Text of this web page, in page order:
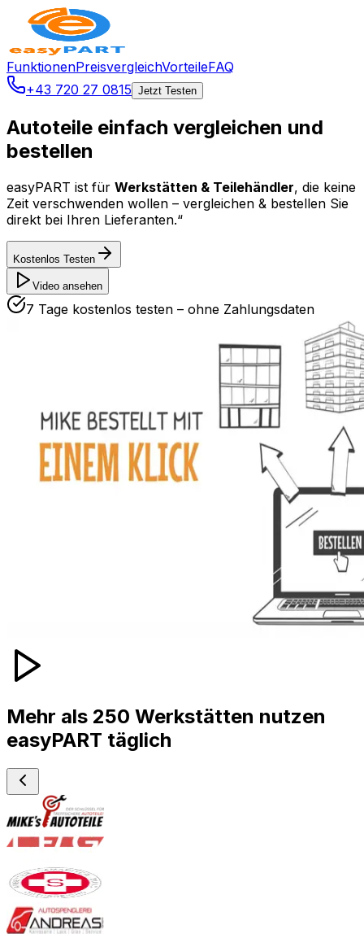
FunktionenPreisvergleichVorteileFAQ
+43 720 27 0815 Jetzt Testen
Autoteile einfach vergleichen und
bestellen
easyPART ist für Werkstätten & Teilehändler, die keine
Zeit verschwenden wollen – vergleichen & bestellen Sie
direkt bei Ihren Lieferanten.“
Kostenlos Testen
Video ansehen
7 Tage kostenlos testen – ohne Zahlungsdaten
Mehr als 250 Werkstätten nutzen
easyPART täglich